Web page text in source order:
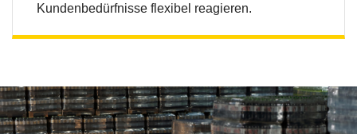
Kundenbedürfnisse flexibel reagieren.